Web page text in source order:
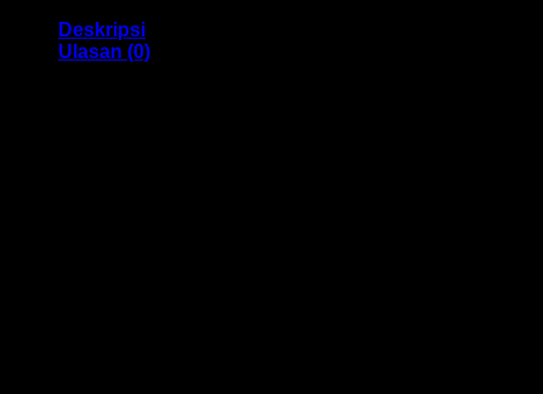
Deskripsi
Ulasan (0)